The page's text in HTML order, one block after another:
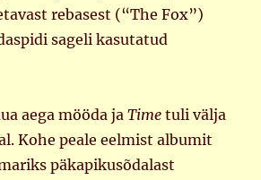
rebasest (“The Fox”)
sageli kasutatud
aega mööda jaTime tuli välja
Kohe peale eelmist albumit
päkapikusõdalast